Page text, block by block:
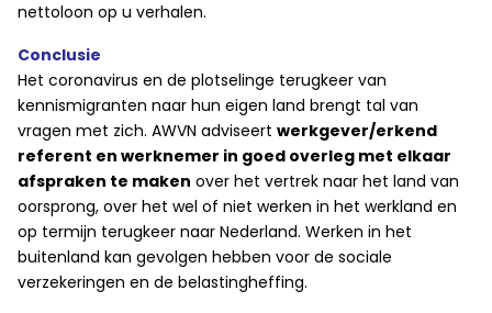
nettoloon op u verhalen.
Conclusie
Het coronavirus en de plotselinge terugkeer van
kennismigranten naar hun eigen land brengt tal van
vragen met zich. AWVN adviseert werkgever/erkend
referent en werknemer in goed overleg met elkaar
afspraken te maken over het vertrek naar het land van
oorsprong, over het wel of niet werken in het werkland en
op termijn terugkeer naar Nederland. Werken in het
buitenland kan gevolgen hebben voor de sociale
verzekeringen en de belastingheffing.